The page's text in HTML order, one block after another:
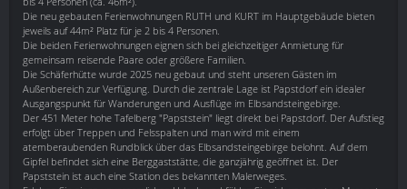
Die neu gebauten Ferienwohnungen RUTH und KURT im Hauptgebäude bieten
jeweils auf 44m² Platz für je 2 bis 4 Personen.
Die beiden Ferienwohnungen eignen sich bei gleichzeitiger Anmietung für
gemeinsam reisende Paare oder größere Familien.
Die Schäferhütte wurde 2025 neu gebaut und steht unseren Gästen im
Außenbereich zur Verfügung. Durch die zentrale Lage ist Papstdorf ein idealer
Ausgangspunkt für Wanderungen und Ausflüge im Elbsandsteingebirge.
Der 451 Meter hohe Tafelberg "Papststein" liegt direkt bei Papstdorf. Der Aufstieg
erfolgt über Treppen und Felsspalten und man wird mit einem
atemberaubenden Rundblick über das Elbsandsteingebirge belohnt. Auf dem
Gipfel befindet sich eine Berggaststätte, die ganzjährig geöffnet ist. Der
Papststein ist auch eine Station des bekannten Malerweges.